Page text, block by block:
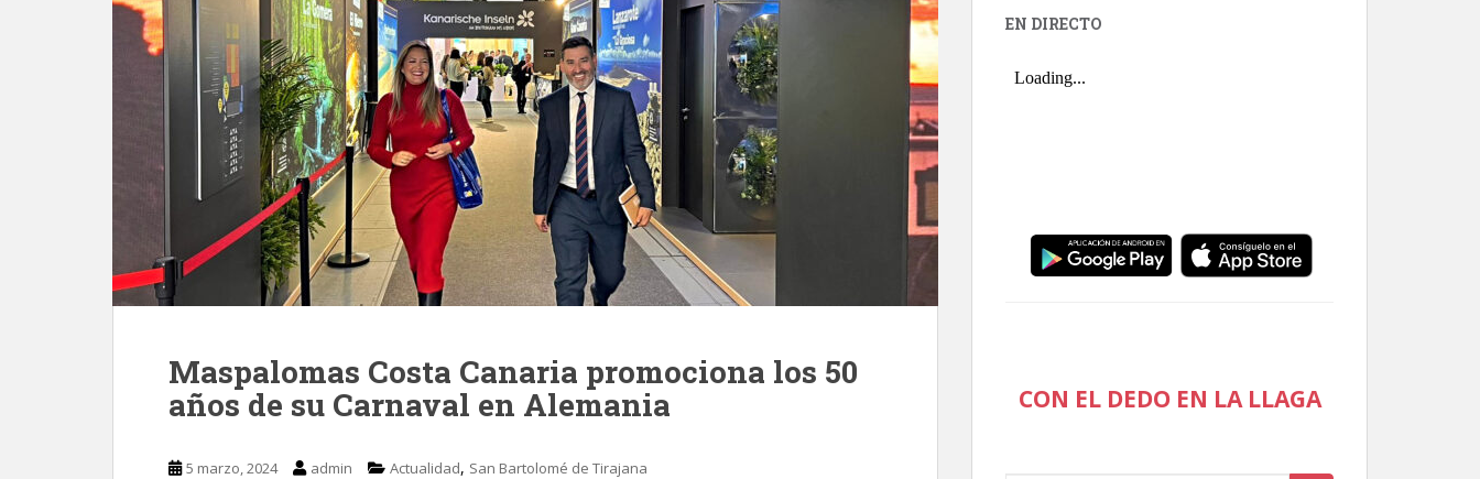
Maspalomas Costa Canaria promociona los 50
años de su Carnaval en Alemania
5 marzo, 2024 admin Actualidad, San Bartolomé de Tirajana
EN DIRECTO
CON EL DEDO EN LA LLAGA